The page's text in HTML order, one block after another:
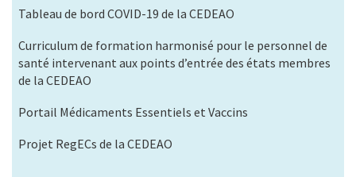
Tableau de bord COVID-19 de la CEDEAO
Curriculum de formation harmonisé pour le personnel de
santé intervenant aux points d’entrée des états membres
de la CEDEAO
Portail Médicaments Essentiels et Vaccins
Projet RegECs de la CEDEAO